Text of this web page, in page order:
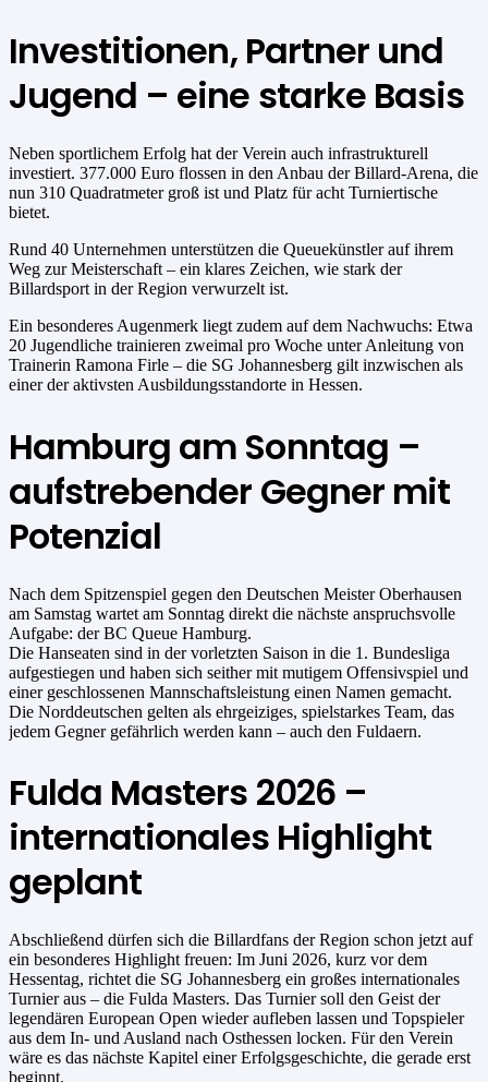
Investitionen, Partner und
Jugend – eine starke Basis
Neben sportlichem Erfolg hat der Verein auch infrastrukturell
investiert. 377.000 Euro flossen in den Anbau der Billard-Arena, die
nun 310 Quadratmeter groß ist und Platz für acht Turniertische
bietet.
Rund 40 Unternehmen unterstützen die Queuekünstler auf ihrem
Weg zur Meisterschaft – ein klares Zeichen, wie stark der
Billardsport in der Region verwurzelt ist.
Ein besonderes Augenmerk liegt zudem auf dem Nachwuchs: Etwa
20 Jugendliche trainieren zweimal pro Woche unter Anleitung von
Trainerin Ramona Firle – die SG Johannesberg gilt inzwischen als
einer der aktivsten Ausbildungsstandorte in Hessen.
Hamburg am Sonntag –
aufstrebender Gegner mit
Potenzial
Nach dem Spitzenspiel gegen den Deutschen Meister Oberhausen
am Samstag wartet am Sonntag direkt die nächste anspruchsvolle
Aufgabe: der BC Queue Hamburg.
Die Hanseaten sind in der vorletzten Saison in die 1. Bundesliga
aufgestiegen und haben sich seither mit mutigem Offensivspiel und
einer geschlossenen Mannschaftsleistung einen Namen gemacht.
Die Norddeutschen gelten als ehrgeiziges, spielstarkes Team, das
jedem Gegner gefährlich werden kann – auch den Fuldaern.
Fulda Masters 2026 –
internationales Highlight
geplant
Abschließend dürfen sich die Billardfans der Region schon jetzt auf
ein besonderes Highlight freuen: Im Juni 2026, kurz vor dem
Hessentag, richtet die SG Johannesberg ein großes internationales
Turnier aus – die Fulda Masters. Das Turnier soll den Geist der
legendären European Open wieder aufleben lassen und Topspieler
aus dem In- und Ausland nach Osthessen locken. Für den Verein
wäre es das nächste Kapitel einer Erfolgsgeschichte, die gerade erst
beginnt.